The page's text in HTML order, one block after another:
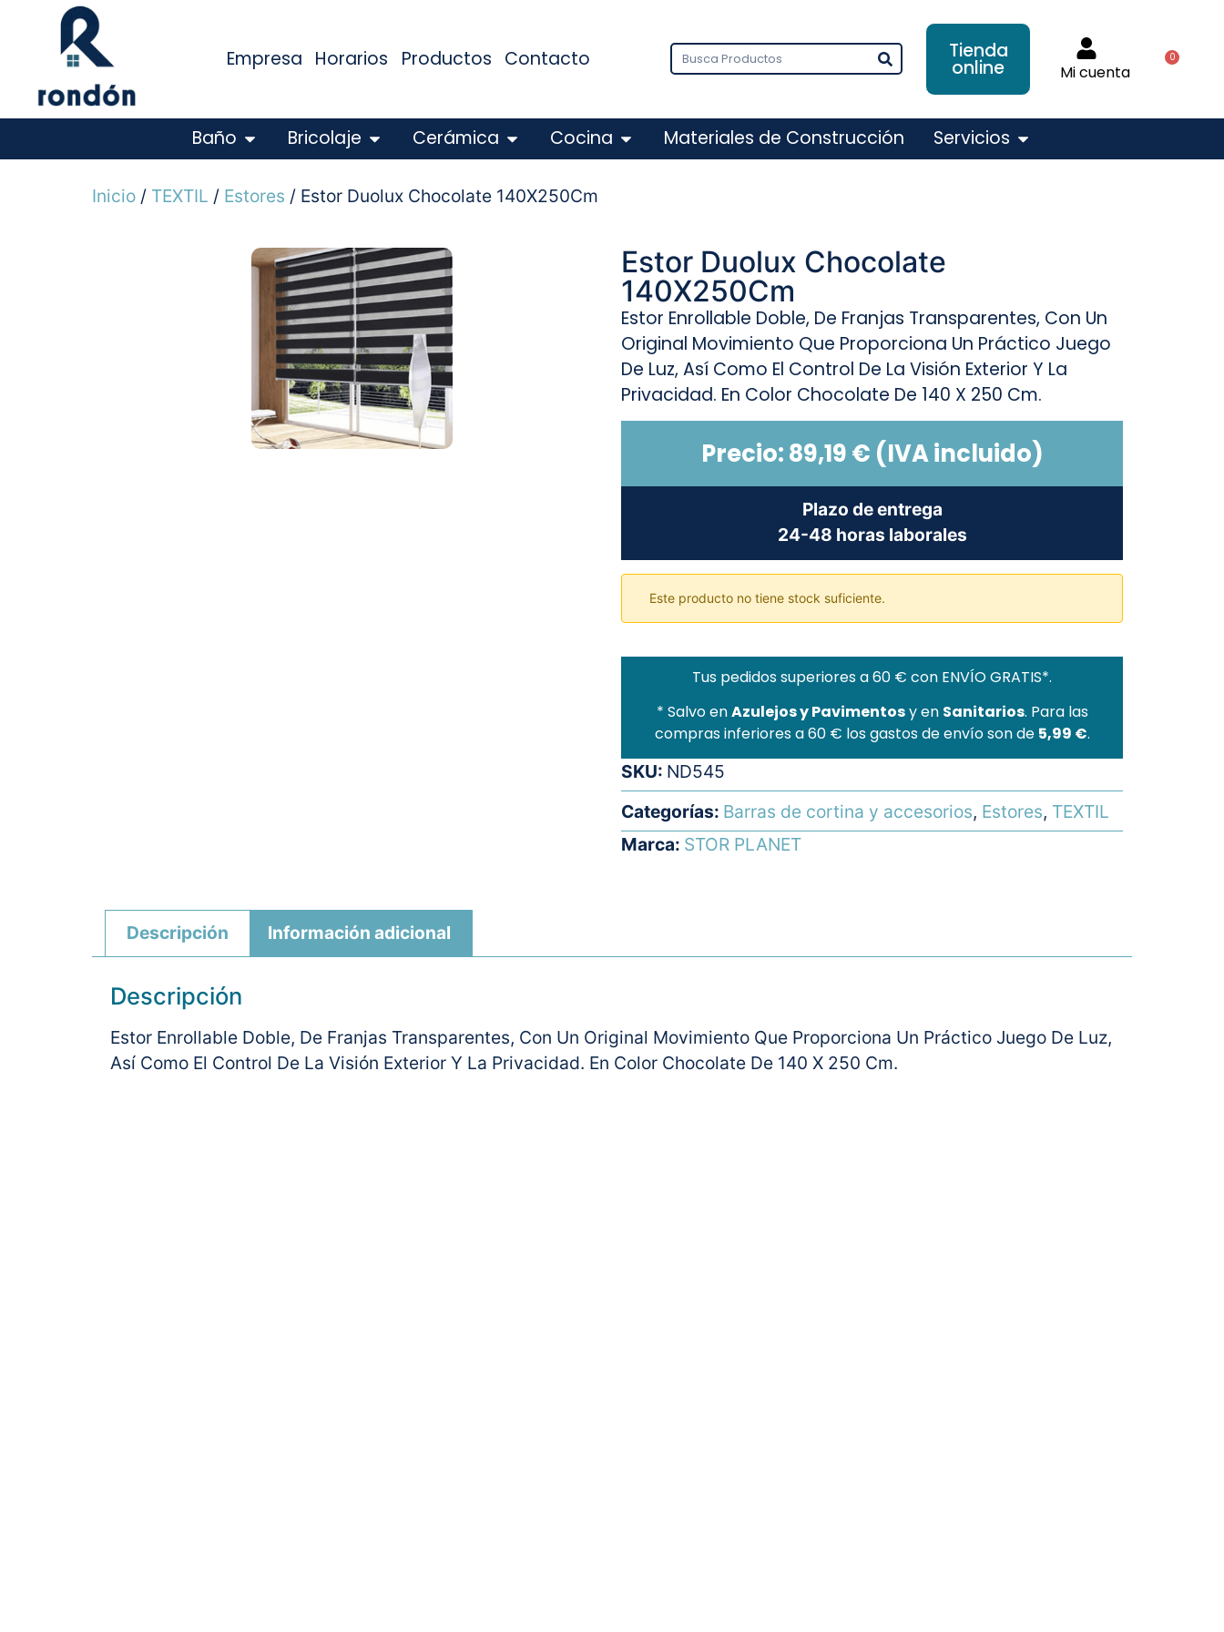
Empresa Horarios Productos Contacto Tienda
online Mi cuenta
0
Baño Bricolaje Cerámica Cocina Materiales de Construcción Servicios
Inicio/ TEXTIL / Estores / Estor Duolux Chocolate 140X250Cm
Estor Duolux Chocolate
140X250Cm
Estor Enrollable Doble, De Franjas Transparentes, Con Un
Original Movimiento Que Proporciona Un Práctico Juego
De Luz, Así Como El Control De La Visión Exterior Y La
Privacidad. En Color Chocolate De 140 X 250 Cm.
Precio:89,19€ (IVA incluido)
Plazo de entrega
24-48 horas laborales
Este producto no tiene stock suficiente.
Tus pedidos superiores a 60 € con ENVÍO GRATIS*.
* Salvo enAzulejos y Pavimentosy en Sanitarios. Para las
compras inferiores a 60 € los gastos de envío son de 5,99 €.
SKU: ND545
Categorías: Barras de cortina y accesorios, Estores, TEXTIL
Marca: STOR PLANET
Descripción Información adicional
Descripción
Estor Enrollable Doble, De Franjas Transparentes, Con Un Original Movimiento Que Proporciona Un Práctico Juego De Luz,
Así Como El Control De La Visión Exterior Y La Privacidad. En Color Chocolate De 140 X 250 Cm.